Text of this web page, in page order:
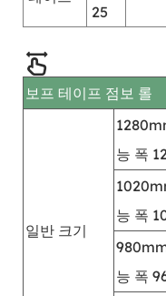
25
보프 테이프 점보 롤
일반 크기
능 폭
능 폭
능 폭